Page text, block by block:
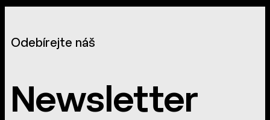
Odebírejte náš
Newsletter